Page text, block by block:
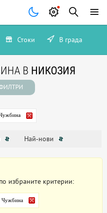
Стоки В града
В НИКОЗИЯ
Най-нови
избраните критерии:
Чужбина